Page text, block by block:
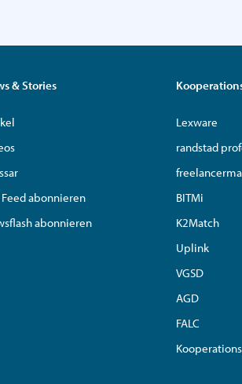
& Stories
Feed abonnieren
abonnieren
Lexware
randstad
BITMi
K2Match
Uplink
VGSD
AGD
FALC